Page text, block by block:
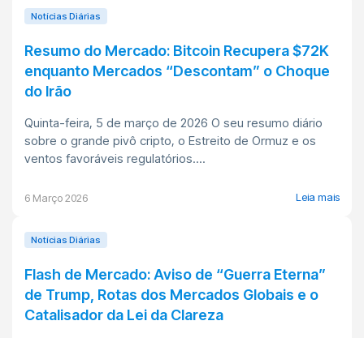
Notícias Diárias
Resumo do Mercado: Bitcoin Recupera $72K
enquanto Mercados “Descontam” o Choque
do Irão
Quinta-feira, 5 de março de 2026 O seu resumo diário
sobre o grande pivô cripto, o Estreito de Ormuz e os
ventos favoráveis regulatórios....
6 Março 2026 Leia mais
Notícias Diárias
Flash de Mercado: Aviso de “Guerra Eterna”
de Trump, Rotas dos Mercados Globais e o
Catalisador da Lei da Clareza